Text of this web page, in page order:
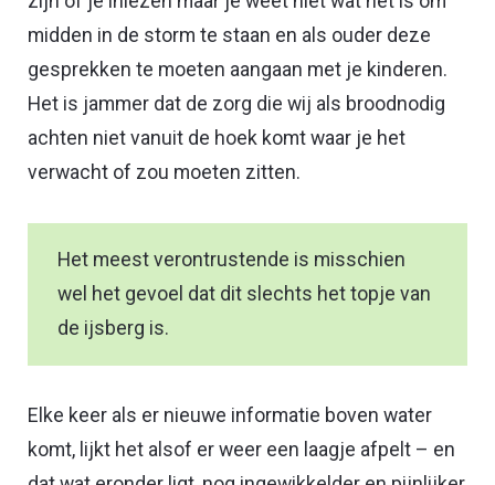
midden in de storm te staan en als ouder deze
gesprekken te moeten aangaan met je kinderen.
Het is jammer dat de zorg die wij als broodnodig
achten niet vanuit de hoek komt waar je het
verwacht of zou moeten zitten.
Het meest verontrustende is misschien
wel het gevoel dat dit slechts het topje van
de ijsberg is.
Elke keer als er nieuwe informatie boven water
komt, lijkt het alsof er weer een laagje afpelt – en